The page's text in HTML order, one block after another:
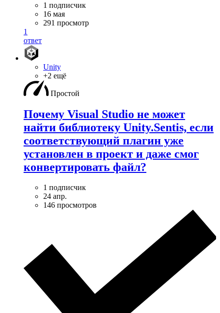
1 подписчик
16 мая
291 просмотр
1
ответ
Unity
+2 ещё
Простой
Почему Visual Studio не может
найти библиотеку Unity.Sentis, если
соответствующий плагин уже
установлен в проект и даже смог
конвертировать файл?
1 подписчик
24 апр.
146 просмотров